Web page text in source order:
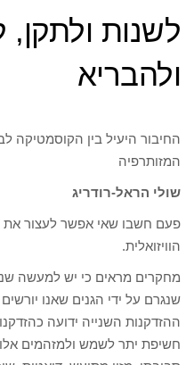
לשנות ולתקן,
ולהבריא
החיבור היעיל בין הקוסמטיקה
המזותרפיה
שולי הראל-רודריג
פעם חשבו שאי אפשר לעצור את
הוויזואלית.
מחקרים מראים כי יש למעשה
שנגרם על ידי הגנים שאנו
ההזדקנות השנייה ידועה
חשיפת יתר לשמש ולמזהמים אלו